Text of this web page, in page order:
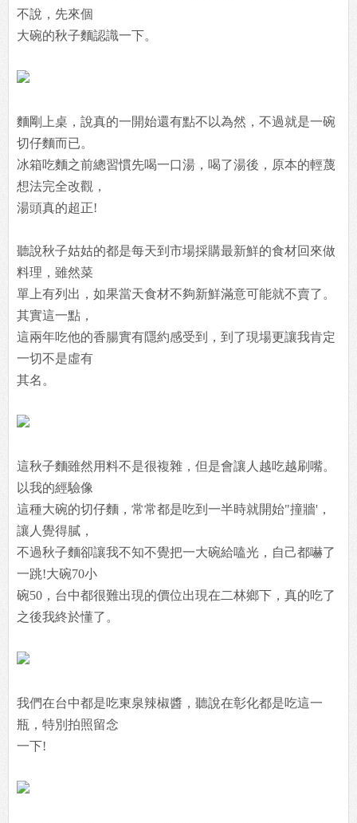
不說，先來個
大碗的秋子麵認識一下。
麵剛上桌，說真的一開始還有點不以為然，不過就是一碗
切仔麵而已。
冰箱吃麵之前總習慣先喝一口湯，喝了湯後，原本的輕蔑
想法完全改觀，
湯頭真的超正!
聽說秋子姑姑的都是每天到市場採購最新鮮的食材回來做
料理，雖然菜
單上有列出，如果當天食材不夠新鮮滿意可能就不賣了。
其實這一點，
這兩年吃他的香腸實有隱約感受到，到了現場更讓我肯定
一切不是虛有
其名。
這秋子麵雖然用料不是很複雜，但是會讓人越吃越刷嘴。
以我的經驗像
這種大碗的切仔麵，常常都是吃到一半時就開始"撞牆'，
讓人覺得膩，
不過秋子麵卻讓我不知不覺把一大碗給嗑光，自己都嚇了
一跳!大碗70小
碗50，台中都很難出現的價位出現在二林鄉下，真的吃了
之後我終於懂了。
我們在台中都是吃東泉辣椒醬，聽說在彰化都是吃這一
瓶，特別拍照留念
一下!